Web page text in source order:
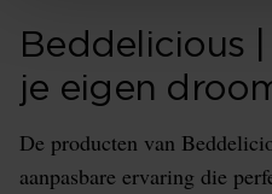
Beddelicious
je eigen
De producten van
aanpasbare ervaring die